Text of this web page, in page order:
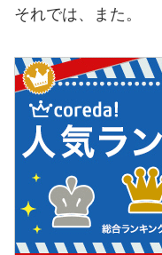
それでは、また。